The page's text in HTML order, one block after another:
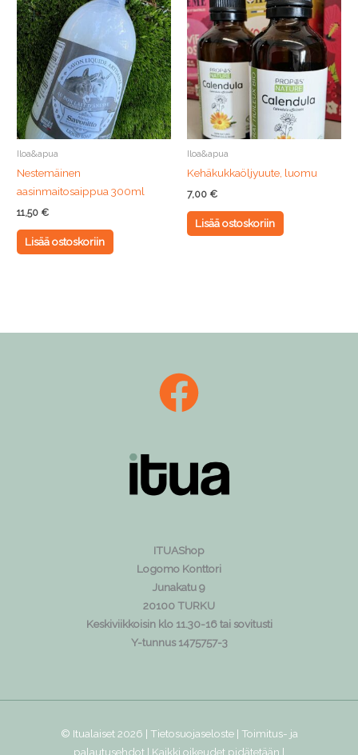
Iloa&apua
Nestemäinen
aasinmaitosaippua 300ml
11,50 €
Lisää ostoskoriin
Iloa&apua
Kehäkukkaöljyuute, luomu
7,00 €
Lisää ostoskoriin
ITUAShop
Logomo Konttori
Junakatu 9
20100 TURKU
Keskiviikkoisin klo 11.30-16 tai sovitusti
Y-tunnus 1475757-3
© Itualaiset 2026 | Tietosuojaseloste| Toimitus- ja
palautusehdot | Kaikki oikeudet pidätetään |